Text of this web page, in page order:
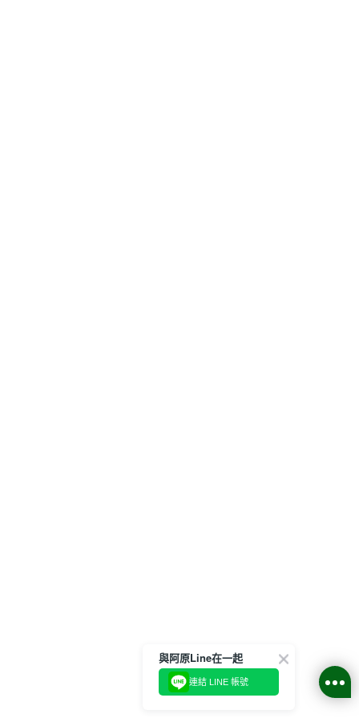
與阿原Line在一起
連結 LINE 帳號